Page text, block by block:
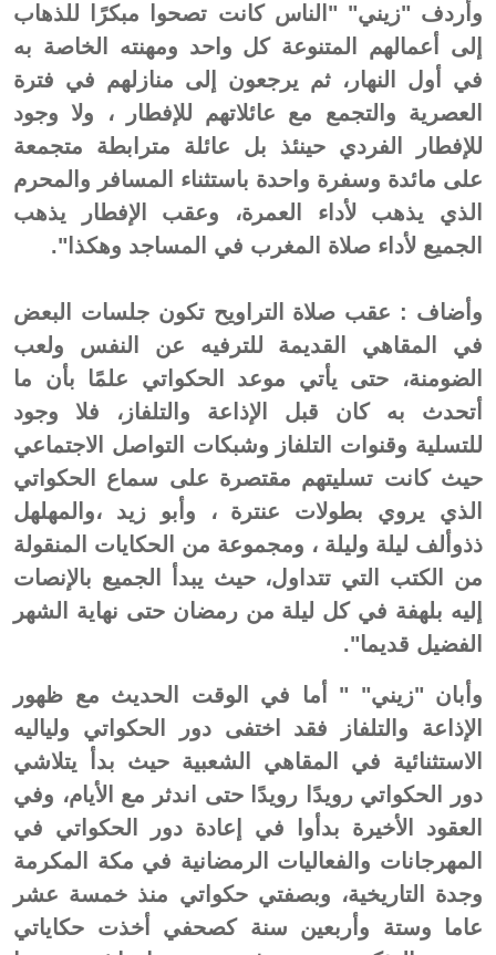
وأردف "زيني" "الناس كانت تصحوا مبكرًا للذهاب
إلى أعمالهم المتنوعة كل واحد ومهنته الخاصة به
في أول النهار، ثم يرجعون إلى منازلهم في فترة
العصرية والتجمع مع عائلاتهم للإفطار ، ولا وجود
للإفطار الفردي حينئذ بل عائلة مترابطة متجمعة
على مائدة وسفرة واحدة باستثناء المسافر والمحرم
الذي يذهب لأداء العمرة، وعقب الإفطار يذهب
الجميع لأداء صلاة المغرب في المساجد وهكذا".
وأضاف : عقب صلاة التراويح تكون جلسات البعض
في المقاهي القديمة للترفيه عن النفس ولعب
الضومنة، حتى يأتي موعد الحكواتي علمًا بأن ما
أتحدث به كان قبل الإذاعة والتلفاز، فلا وجود
للتسلية وقنوات التلفاز وشبكات التواصل الاجتماعي
حيث كانت تسليتهم مقتصرة على سماع الحكواتي
الذي يروي بطولات عنترة ، وأبو زيد ،والمهلهل
ذذوألف ليلة وليلة ، ومجموعة من الحكايات المنقولة
من الكتب التي تتداول، حيث يبدأ الجميع بالإنصات
إليه بلهفة في كل ليلة من رمضان حتى نهاية الشهر
الفضيل قديما".
وأبان "زيني" " أما في الوقت الحديث مع ظهور
الإذاعة والتلفاز فقد اختفى دور الحكواتي ولياليه
الاستثنائية في المقاهي الشعبية حيث بدأ يتلاشي
دور الحكواتي رويدًا رويدًا حتى اندثر مع الأيام، وفي
العقود الأخيرة بدأوا في إعادة دور الحكواتي في
المهرجانات والفعاليات الرمضانية في مكة المكرمة
وجدة التاريخية، وبصفتي حكواتي منذ خمسة عشر
عاما وستة وأربعين سنة كصحفي أخذت حكاياتي